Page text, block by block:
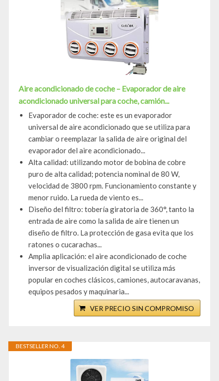
Aire acondicionado de coche – Evaporador de aire
acondicionado universal para coche, camión...
Evaporador de coche: este es un evaporador
universal de aire acondicionado que se utiliza para
cambiar o reemplazar la salida de aire original del
evaporador del aire acondicionado...
Alta calidad: utilizando motor de bobina de cobre
puro de alta calidad; potencia nominal de 80 W,
velocidad de 3800 rpm. Funcionamiento constante y
menor ruido. La rueda de viento es...
Diseño del filtro: tobería giratoria de 360°, tanto la
entrada de aire como la salida de aire tienen un
diseño de filtro. La protección de gasa evita que los
ratones o cucarachas...
Amplia aplicación: el aire acondicionado de coche
inversor de visualización digital se utiliza más
popular en coches clásicos, camiones, autocaravanas,
equipos pesados y maquinaria...
VER PRECIO SIN COMPROMISO
BESTSELLER NO. 4